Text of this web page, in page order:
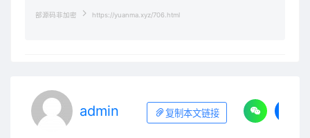
部源码非加密 https://yuanma.xyz/706.html
admin 复制本文链接